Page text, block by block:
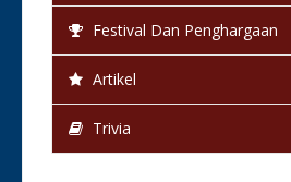
Festival Dan Penghargaan
Artikel
Trivia